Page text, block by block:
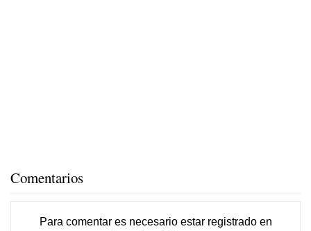
Comentarios
Para comentar es necesario estar registradoen